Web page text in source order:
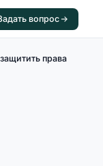
вопрос
права